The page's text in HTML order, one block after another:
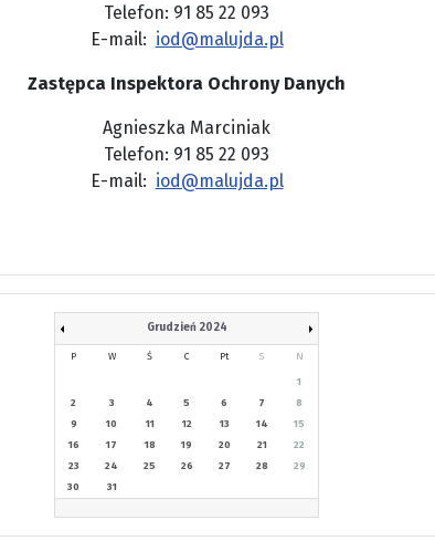
Telefon: 91 85 22 093
E-mail: iod@malujda.pl
Zastępca Inspektora Ochrony Danych
Agnieszka Marciniak
Telefon: 91 85 22 093
E-mail: iod@malujda.pl
Grudzień 2024
P W Ś C Pt S N
1
2
3 4 5 6 7
8
9
10 11 12 13 14
15
16
17 18 19 20 21
22
23
24 25 26 27 28
29
30
31